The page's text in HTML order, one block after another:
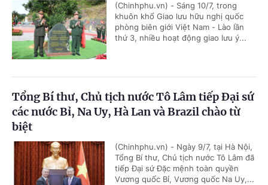
(Chinhphu.vn) - Sáng 10/7, trong
khuôn khổ Giao lưu hữu nghị quốc
phòng biên giới Việt Nam - Lào lần
thứ 3, nhiều hoạt động giao lưu ý...
Tổng Bí thư, Chủ tịch nước Tô Lâm tiếp Đại sứ
các nước Bỉ, Na Uy, Hà Lan và Brazil chào từ
biệt
(Chinhphu.vn) - Ngày 9/7, tại Hà Nội,
Tổng Bí thư, Chủ tịch nước Tô Lâm đã
tiếp Đại sứ Đặc mệnh toàn quyền
Vương quốc Bỉ, Vương quốc Na Uy,...